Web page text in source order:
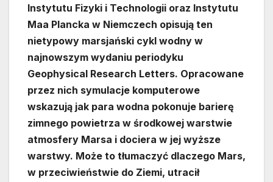
Instytutu Fizyki i Technologii oraz Instytutu
Maa Plancka w Niemczech opisują ten
nietypowy marsjański cykl wodny w
najnowszym wydaniu periodyku
Geophysical Research Letters. Opracowane
przez nich symulacje komputerowe
wskazują jak para wodna pokonuje barierę
zimnego powietrza w środkowej warstwie
atmosfery Marsa i dociera w jej wyższe
warstwy. Może to tłumaczyć dlaczego Mars,
w przeciwieństwie do Ziemi, utracił